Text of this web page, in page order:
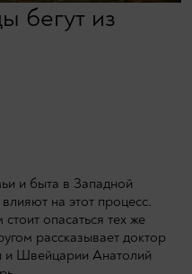
бегут из
и быта в Западной
на этот процесс.
опасаться тех же
рассказывает доктор
и Швейцарии Анатолий